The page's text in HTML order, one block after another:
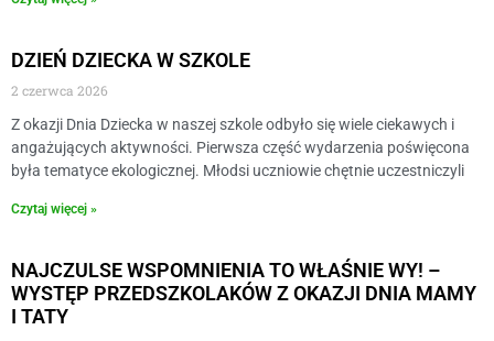
DZIEŃ DZIECKA W SZKOLE
2 czerwca 2026
Z okazji Dnia Dziecka w naszej szkole odbyło się wiele ciekawych i
angażujących aktywności. Pierwsza część wydarzenia poświęcona
była tematyce ekologicznej. Młodsi uczniowie chętnie uczestniczyli
Czytaj więcej »
NAJCZULSE WSPOMNIENIA TO WŁAŚNIE WY! –
WYSTĘP PRZEDSZKOLAKÓW Z OKAZJI DNIA MAMY
I TATY